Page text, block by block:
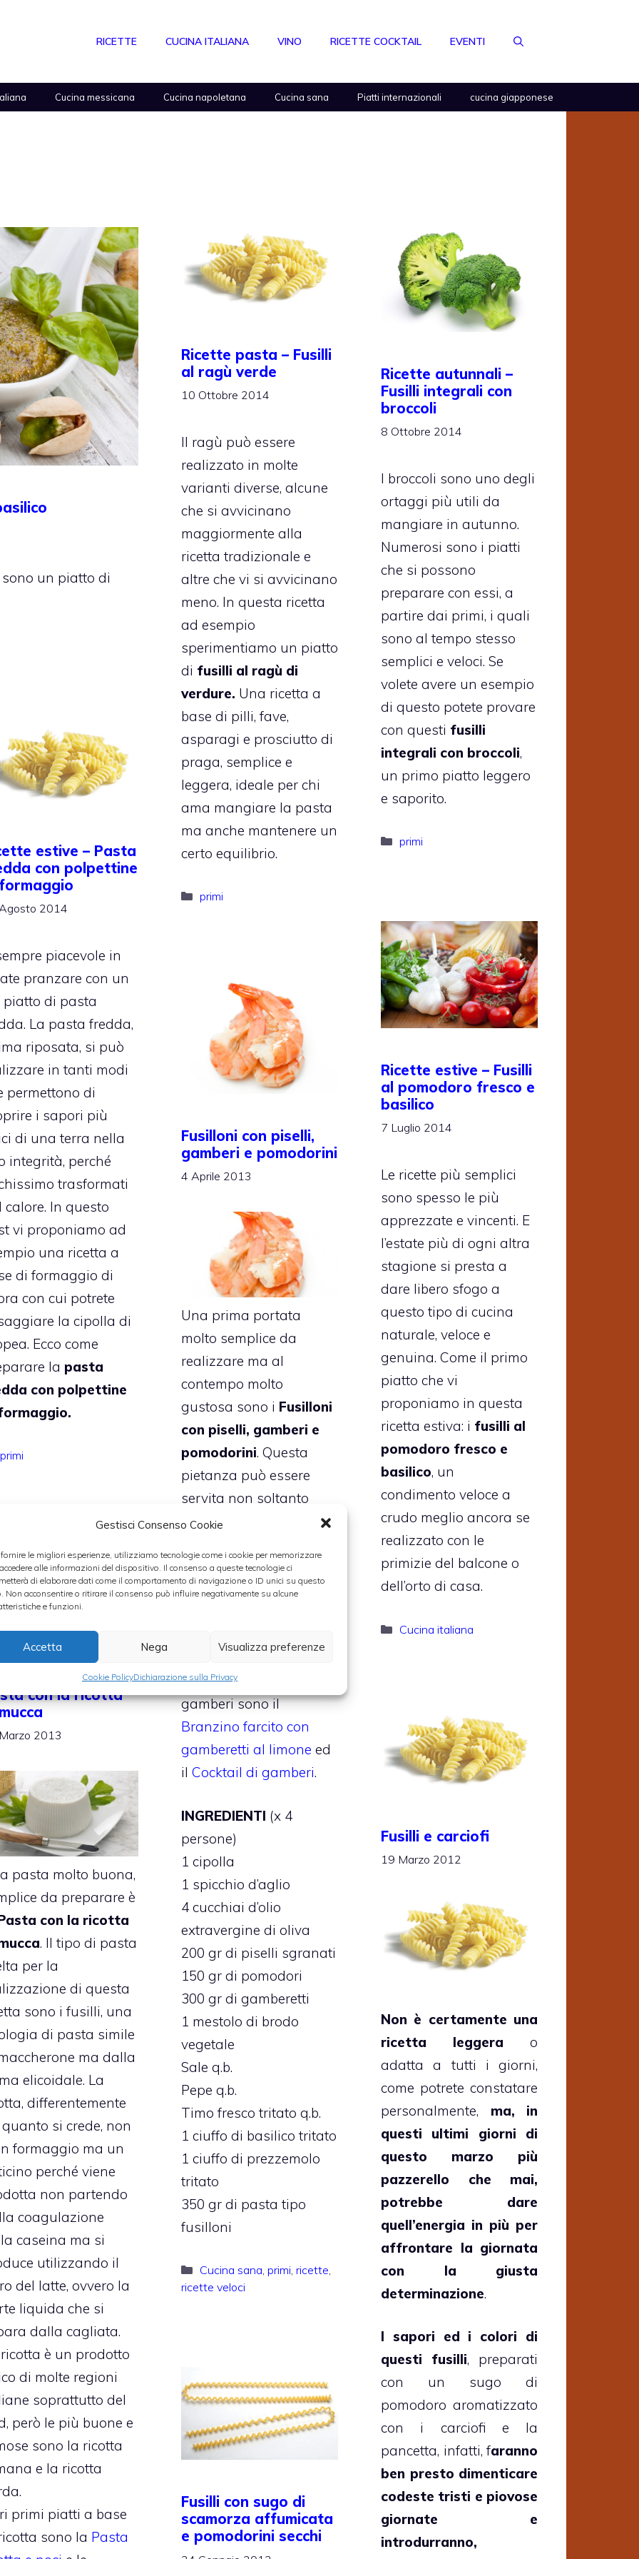
Gestisci Consenso Cookie
fornire le migliori esperienze, utilizziamo tecnologie come i cookie per memorizzare
alle informazioni del dispositivo. Il consenso a queste tecnologie ci
di elaborare dati come il comportamento di navigazione o ID unici su questo
Non acconsentire o ritirare il consenso può influire negativamente su alcune
e funzioni.
Accetta Nega Visualizza preferenze
Cookie PolicyDichiarazione sulla Privacy
RICETTE CUCINA ITALIANA VINO RICETTE COCKTAIL EVENTI
Cucina messicana Cucina napoletana Cucina sana Piatti internazionali cucina giapponese
un piatto di
Ricette pasta – Fusilli
al ragù verde
10 Ottobre 2014
Il ragù può essere
realizzato in molte
varianti diverse, alcune
che si avvicinano
maggiormente alla
ricetta tradizionale e
altre che vi si avvicinano
meno. In questa ricetta
ad esempio
sperimentiamo un piatto
di fusilli al ragù di
verdure. Una ricetta a
base di pilli, fave,
asparagi e prosciutto di
praga, semplice e
leggera, ideale per chi
ama mangiare la pasta
ma anche mantenere un
certo equilibrio.
Categorie
primi
Ricette autunnali –
Fusilli integrali con
broccoli
8 Ottobre 2014
I broccoli sono uno degli
ortaggi più utili da
mangiare in autunno.
Numerosi sono i piatti
che si possono
preparare con essi, a
partire dai primi, i quali
sono al tempo stesso
semplici e veloci. Se
volete avere un esempio
di questo potete provare
con questi fusilli
integrali con broccoli,
un primo piatto leggero
e saporito.
Categorie
primi
estive – Pasta
con polpettine
2014
piacevole in
pranzare con un
piatto di pasta
La pasta fredda,
riposata, si può
in tanti modi
permettono di
i sapori più
di una terra nella
integrità, perché
trasformati
calore. In questo
vi proponiamo ad
una ricetta a
di formaggio di
con cui potrete
la cipolla di
Ecco come
la pasta
con polpettine
Categorie
primi
Ricette estive – Fusilli
al pomodoro fresco e
basilico
7 Luglio 2014
Le ricette più semplici
sono spesso le più
apprezzate e vincenti. E
l’estate più di ogni altra
stagione si presta a
dare libero sfogo a
questo tipo di cucina
naturale, veloce e
genuina. Come il primo
piatto che vi
proponiamo in questa
ricetta estiva: i fusilli al
pomodoro fresco e
basilico, un
condimento veloce a
crudo meglio ancora se
realizzato con le
primizie del balcone o
dell’orto di casa.
Categorie
Cucina italiana
Fusilloni con piselli,
gamberi e pomodorini
4 Aprile 2013
Una prima portata
molto semplice da
realizzare ma al
contempo molto
gustosa sono i Fusilloni
con piselli, gamberi e
pomodorini. Questa
pietanza può essere
servita non soltanto
durante i mesi invernali
primaverili ed estivi
perché è molto fresca e
Altre ricette con i
gamberi sono il
Branzino farcito con
gamberetti al limone ed
il Cocktail di gamberi.
INGREDIENTI (x 4
persone)
1 cipolla
1 spicchio d’aglio
4 cucchiai d’olio
extravergine di oliva
200 gr di piselli sgranati
150 gr di pomodori
300 gr di gamberetti
1 mestolo di brodo
vegetale
Sale q.b.
Pepe q.b.
Timo fresco tritato q.b.
1 ciuffo di basilico tritato
1 ciuffo di prezzemolo
tritato
350 gr di pasta tipo
fusilloni
Categorie
Cucina sana, primi, ricette,
ricette veloci
con la ricotta
2013
pasta molto buona,
da preparare è
con la ricotta
. Il tipo di pasta
per la
di questa
sono i fusilli, una
di pasta simile
ma dalla
elicoidale. La
differentemente
si crede, non
formaggio ma un
perché viene
non partendo
coagulazione
caseina ma si
utilizzando il
del latte, ovvero la
liquida che si
dalla cagliata.
è un prodotto
di molte regioni
soprattutto del
però le più buone e
sono la ricotta
e la ricotta
primi piatti a base
sono la Pasta
Fusilli e carciofi
19 Marzo 2012
Non è certamente una
ricetta leggera o
adatta a tutti i giorni,
come potrete constatare
personalmente, ma, in
questi ultimi giorni di
questo marzo più
pazzerello che mai,
potrebbe dare
quell’energia in più per
affrontare la giornata
con la giusta
determinazione.
I sapori ed i colori di
questi fusilli, preparati
con un sugo di
pomodoro aromatizzato
con i carciofi e la
pancetta, infatti, faranno
ben presto dimenticare
codeste tristi e piovose
giornate e
introdurranno,
Fusilli con sugo di
scamorza affumicata
e pomodorini secchi